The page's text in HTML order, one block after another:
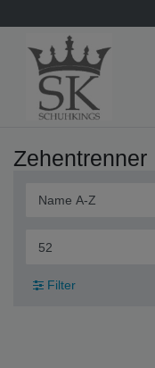
Zehentrenner
Filter